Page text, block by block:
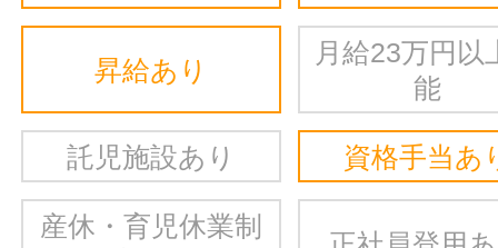
昇給あり
月給23万円以
能
託児施設あり 資格手当あ
産休・育児休業制